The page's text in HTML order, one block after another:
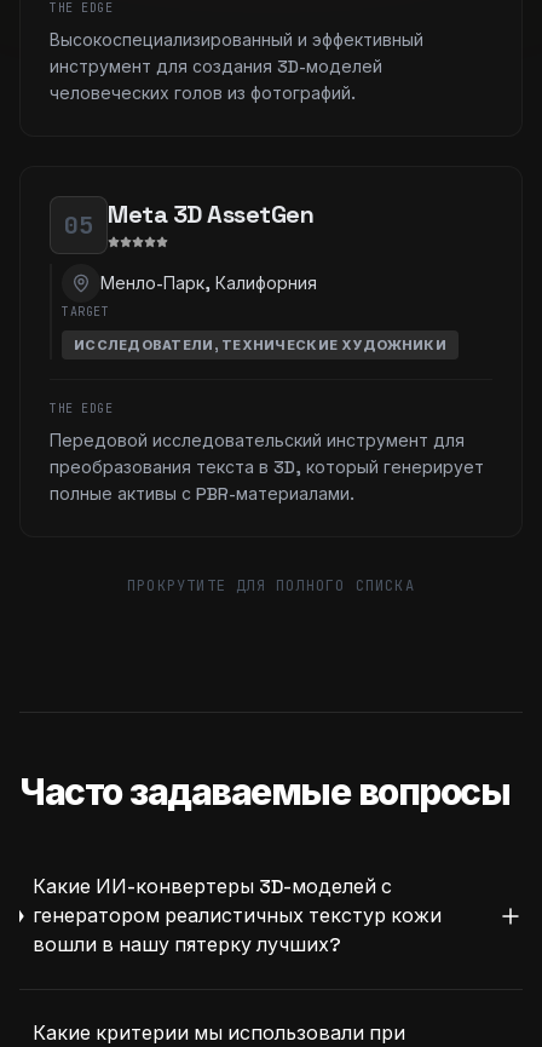
THE EDGE
Высокоспециализированный и эффективный
инструмент для создания 3D-моделей
человеческих голов из фотографий.
05 Meta 3D AssetGen
Менло-Парк, Калифорния
TARGET
ИССЛЕДОВАТЕЛИ, ТЕХНИЧЕСКИЕ ХУДОЖНИКИ
THE EDGE
Передовой исследовательский инструмент для
преобразования текста в 3D, который генерирует
полные активы с PBR-материалами.
ПРОКРУТИТЕ ДЛЯ ПОЛНОГО СПИСКА
Часто задаваемые вопросы
Какие ИИ-конвертеры 3D-моделей с
генератором реалистичных текстур кожи
вошли в нашу пятерку лучших?
Какие критерии мы использовали при